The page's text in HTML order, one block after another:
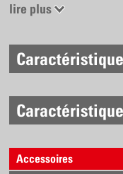
lire plus
Accessoires